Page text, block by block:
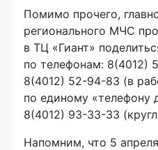
Помимо прочего,
регионального МЧС
в ТЦ «Гиант»
по телефонам: 8(4012)
8(4012) 52-94-83 (в
по единому «телефону
8(4012) 93-33-33
Напомним, что 5